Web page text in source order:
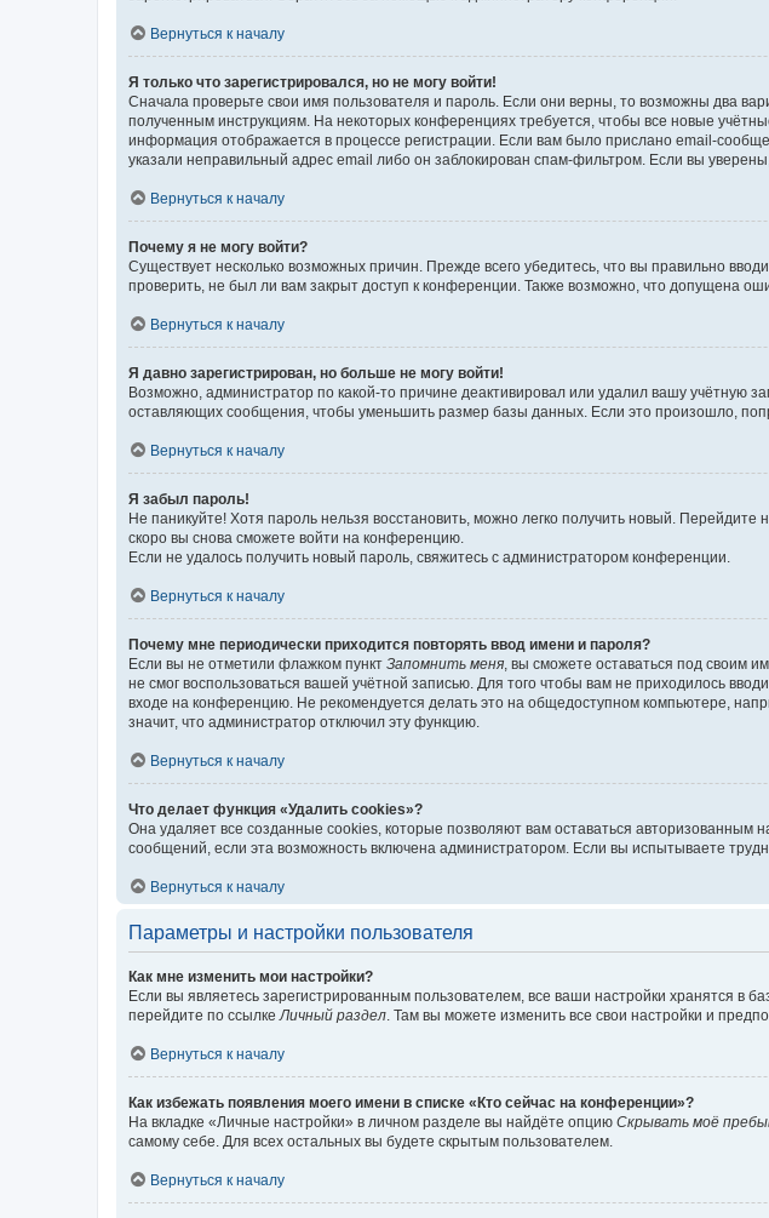
Вернуться к началу
Я только что зарегистрировался, но не могу войти!
Сначала проверьте свои имя пользователя и пароль. Если они верны, то возможны два
полученным инструкциям. На некоторых конференциях требуется, чтобы все новые
информация отображается в процессе регистрации. Если вам было прислано email-
указали неправильный адрес email либо он заблокирован спам-фильтром. Если вы
Вернуться к началу
Почему я не могу войти?
Существует несколько возможных причин. Прежде всего убедитесь, что вы правильно
проверить, не был ли вам закрыт доступ к конференции. Также возможно, что допущена
Вернуться к началу
Я давно зарегистрирован, но больше не могу войти!
Возможно, администратор по какой-то причине деактивировал или удалил вашу учётную
оставляющих сообщения, чтобы уменьшить размер базы данных. Если это произошло,
Вернуться к началу
Я забыл пароль!
Не паникуйте! Хотя пароль нельзя восстановить, можно легко получить новый.
скоро вы снова сможете войти на конференцию.
Если не удалось получить новый пароль, свяжитесь с администратором конференции.
Вернуться к началу
Почему мне периодически приходится повторять ввод имени и пароля?
Если вы не отметили флажком пункт Запомнить меня , вы сможете оставаться под своим
не смог воспользоваться вашей учётной записью. Для того чтобы вам не приходилось
входе на конференцию. Не рекомендуется делать это на общедоступном компьютере,
значит, что администратор отключил эту функцию.
Вернуться к началу
Что делает функция «Удалить cookies»?
Она удаляет все созданные cookies, которые позволяют вам оставаться авторизованным
сообщений, если эта возможность включена администратором. Если вы испытываете
Вернуться к началу
Параметры и настройки пользователя
Как мне изменить мои настройки?
Если вы являетесь зарегистрированным пользователем, все ваши настройки хранятся
перейдите по ссылке Личный раздел . Там вы можете изменить все свои настройки и
Вернуться к началу
Как избежать появления моего имени в списке «Кто сейчас на конференции»?
На вкладке «Личные настройки» в личном разделе вы найдёте опцию Скрывать моё
самому себе. Для всех остальных вы будете скрытым пользователем.
Вернуться к началу